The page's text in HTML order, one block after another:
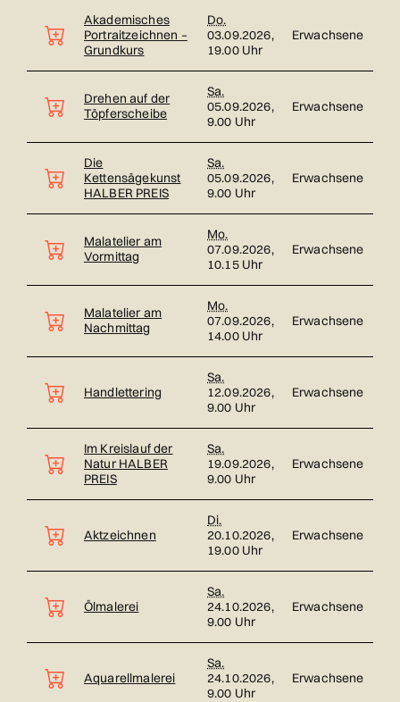
Akademisches
Portraitzeichnen –
Grundkurs
Do.
03.09.2026,
19.00 Uhr
Erwachsene
Drehen auf der
Töpferscheibe
Sa.
05.09.2026,
9.00 Uhr
Erwachsene
Die
Kettensägekunst
HALBER PREIS
Sa.
05.09.2026,
9.00 Uhr
Erwachsene
Malatelier am
Vormittag
Mo.
07.09.2026,
10.15 Uhr
Erwachsene
Malatelier am
Nachmittag
Mo.
07.09.2026,
14.00 Uhr
Erwachsene
Handlettering
Sa.
12.09.2026,
9.00 Uhr
Erwachsene
Im Kreislauf der
Natur HALBER
PREIS
Sa.
19.09.2026,
9.00 Uhr
Erwachsene
Aktzeichnen
Di.
20.10.2026,
19.00 Uhr
Erwachsene
Ölmalerei
Sa.
24.10.2026,
9.00 Uhr
Erwachsene
Aquarellmalerei
Sa.
24.10.2026,
9.00 Uhr
Erwachsene